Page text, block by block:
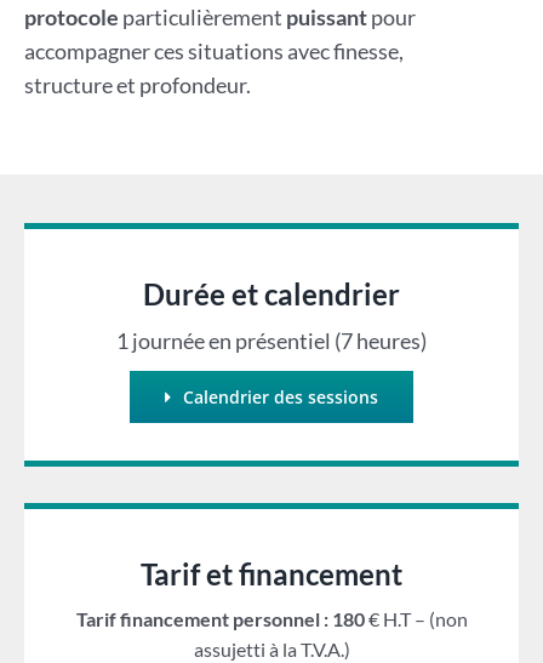
protocole particulièrement puissantpour
accompagner ces situations avec finesse,
structure et profondeur.
Durée et calendrier
1 journée en présentiel (7 heures)
Calendrier des sessions
Tarif et financement
Tarif financement personnel : 180€ H.T – (non
assujetti à la T.V.A.)